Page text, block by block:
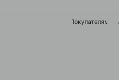
Покупателям Акции